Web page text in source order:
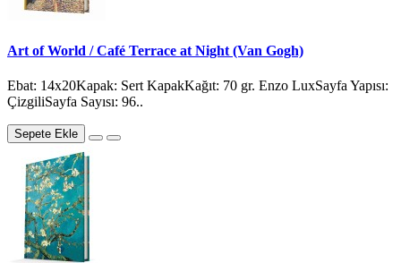
Art of World / Café Terrace at Night (Van Gogh)
Ebat: 14x20Kapak: Sert KapakKağıt: 70 gr. Enzo LuxSayfa Yapısı:
ÇizgiliSayfa Sayısı: 96..
Sepete Ekle